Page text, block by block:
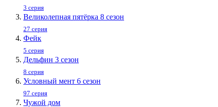
3 серия
Великолепная пятёрка 8 сезон
27 серия
Фейк
5 серия
Дельфин 3 сезон
8 серия
Условный мент 6 сезон
97 серия
Чужой дом